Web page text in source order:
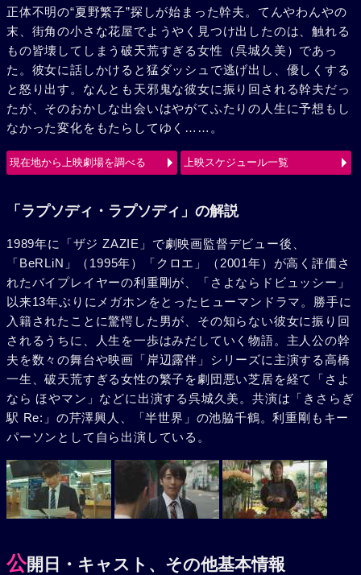
正体不明の“夏野繁子”探しが始まった幹夫。てんやわんやの
末、街角の小さな花屋でようやく見つけ出したのは、触れる
もの皆壊してしまう破天荒すぎる女性（呉城久美）であっ
た。彼女に話しかけると猛ダッシュで逃げ出し、優しくする
と怒り出す。なんとも天邪鬼な彼女に振り回される幹夫だっ
たが、そのおかしな出会いはやがてふたりの人生に予想もし
なかった変化をもたらしてゆく……。
現在地から上映劇場を調べる 上映スケジュール一覧
「ラプソディ・ラプソディ」の解説
1989年に「ザジ ZAZIE」で劇映画監督デビュー後、
「BeRLiN」（1995年）「クロエ」（2001年）が高く評価さ
れたバイプレイヤーの利重剛が、「さよならドビュッシー」
以来13年ぶりにメガホンをとったヒューマンドラマ。勝手に
入籍されたことに驚愕した男が、その知らない彼女に振り回
されるうちに、人生を一歩はみだしていく物語。主人公の幹
夫を数々の舞台や映画「岸辺露伴」シリーズに主演する高橋
一生、破天荒すぎる女性の繁子を劇団悪い芝居を経て「さよ
なら ほやマン」などに出演する呉城久美。共演は「きさらぎ
駅 Re:」の芹澤興人、「半世界」の池脇千鶴。利重剛もキー
パーソンとして自ら出演している。
公開日・キャスト、その他基本情報